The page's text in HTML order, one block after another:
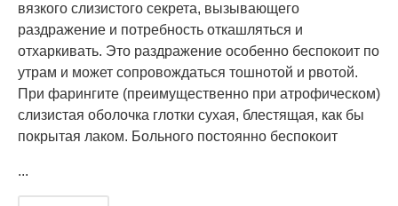
вязкого слизистого секрета, вызывающего
раздражение и потребность откашляться и
отхаркивать. Это раздражение особенно беспокоит по
утрам и может сопровождаться тошнотой и рвотой.
При фарингите (преимущественно при атрофическом)
слизистая оболочка глотки сухая, блестящая, как бы
покрытая лаком. Больного постоянно беспокоит
...